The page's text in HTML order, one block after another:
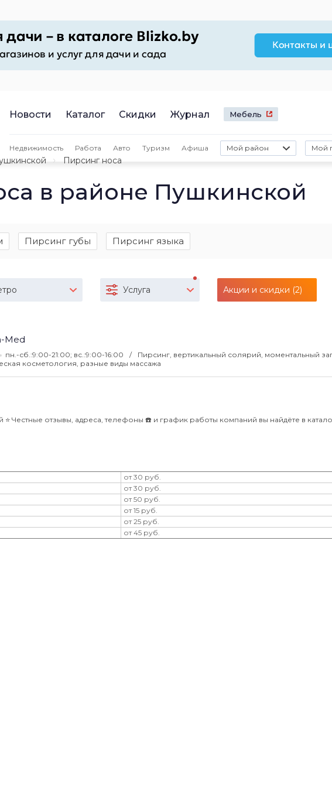
Новости Каталог Скидки Журнал Мебель
Недвижимость Работа Авто Туризм Афиша Мой район Мой
Пирсинг носа
в районе Пушкинской
Пирсинг губы Пирсинг языка
Услуга Акции и скидки (2)
Med
пн.-сб.:9:00-21:00; вс.:9:00-16:00
Пирсинг, вертикальный солярий, моментальный
косметология, разные виды массажа
Честные отзывы, адреса, телефоны ☎️ и график работы компаний вы найдёте в
от 30 руб.
от 30 руб.
от 50 руб.
от 15 руб.
от 25 руб.
от 45 руб.